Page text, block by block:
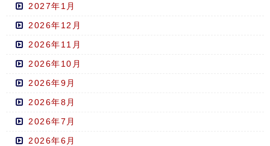
2027年1月
2026年12月
2026年11月
2026年10月
2026年9月
2026年8月
2026年7月
2026年6月